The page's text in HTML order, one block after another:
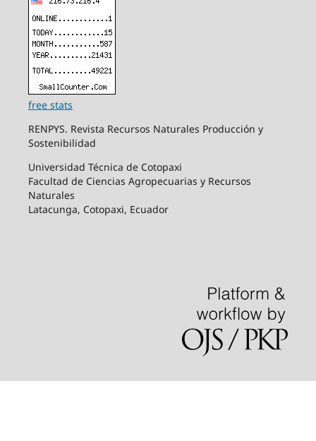
free stats
RENPYS. Revista Recursos Naturales Producción y
Sostenibilidad
Universidad Técnica de Cotopaxi
Facultad de Ciencias Agropecuarias y Recursos
Naturales
Latacunga, Cotopaxi, Ecuador